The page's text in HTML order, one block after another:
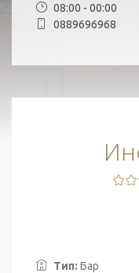
08:00 - 00:00
0889696968
Тип: Бар